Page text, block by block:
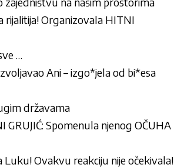
rijalitija! Organizovala HITNI
…
Ani – izgo*jela od bi*esa
državama
GRUJIĆ: Spomenula njenog OČUHA
Luku! Ovakvu reakciju nije očekivala!